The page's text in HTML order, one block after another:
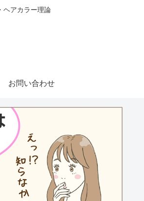
ヘアカラー理論
お問い合わせ